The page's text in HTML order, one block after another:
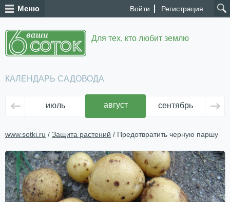
Войти Регистрация
Меню
Для тех, кто любит землю
КАЛЕНДАРЬ САДОВОДА
июль август сентябрь
www.sotki.ru / Защита растений / Предотвратить черную паршу